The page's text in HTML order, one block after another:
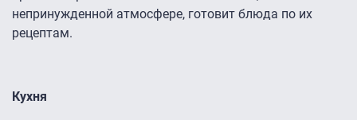
непринужденной атмосфере, готовит блюда по их
рецептам.
Кухня